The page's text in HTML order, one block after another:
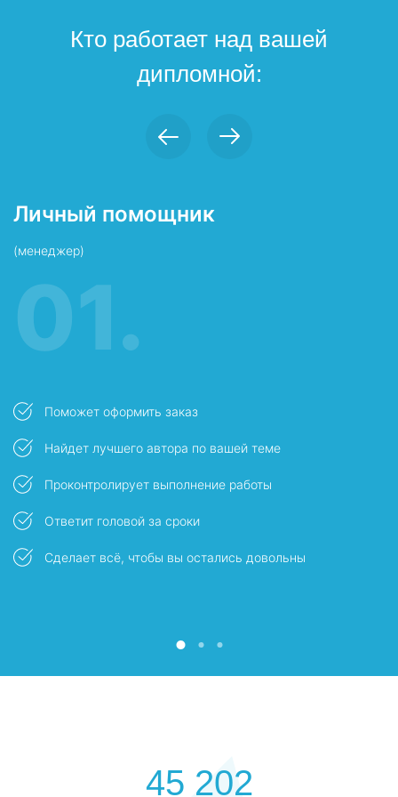
Кто работает над вашей
дипломной:
Личный помощник
(менеджер)
01.
Поможет оформить заказ
Найдет лучшего автора по вашей теме
Проконтролирует выполнение работы
Ответит головой за сроки
Сделает всё, чтобы вы остались довольны
45 202